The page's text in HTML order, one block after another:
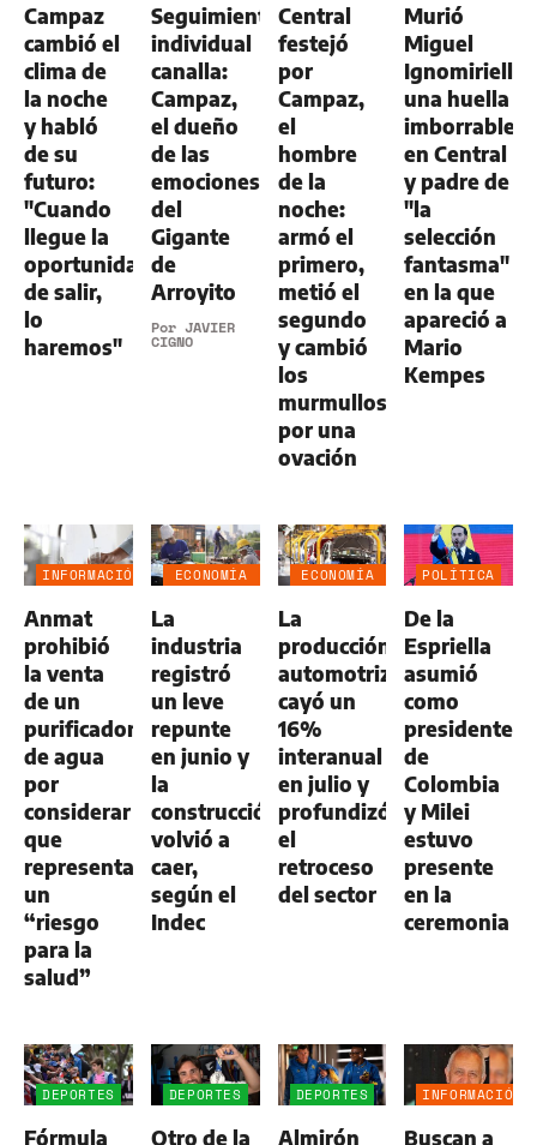
Campaz
cambió el
clima de
la noche
y habló
de su
futuro:
"Cuando
llegue la
oportunidad
de salir,
lo
haremos"
ALDOSIVI
1
Seguimiento
individual
canalla:
Campaz,
el dueño
de las
emociones
del
Gigante
de
Arroyito
Por JAVIER
CIGNO
Central
festejó
por
Campaz,
el
hombre
de la
noche:
armó el
primero,
metió el
segundo
y cambió
los
murmullos
por una
ovación
Murió
Miguel
Ignomiriello:
una huella
imborrable
en Central
y padre de
"la
selección
fantasma"
en la que
apareció a
Mario
Kempes
INFORMACIÓN
Anmat
prohibió
la venta
de un
purificador
de agua
por
considerar
que
representa
un
“riesgo
para la
salud”
ECONOMÍA
La
industria
registró
un leve
repunte
en junio y
la
construcción
volvió a
caer,
según el
Indec
ECONOMÍA
La
producción
automotriz
cayó un
16%
interanual
en julio y
profundizó
el
retroceso
del sector
POLÍTICA
De la
Espriella
asumió
como
presidente
de
Colombia
y Milei
estuvo
presente
en la
ceremonia
DEPORTES
Fórmula
DEPORTES
Otro de la
DEPORTES
Almirón
INFORMACIÓN
Buscan a